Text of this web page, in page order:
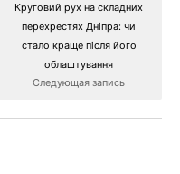
Круговий рух на складних
перехрестях Дніпра: чи
стало краще після його
облаштування
Следующая запись